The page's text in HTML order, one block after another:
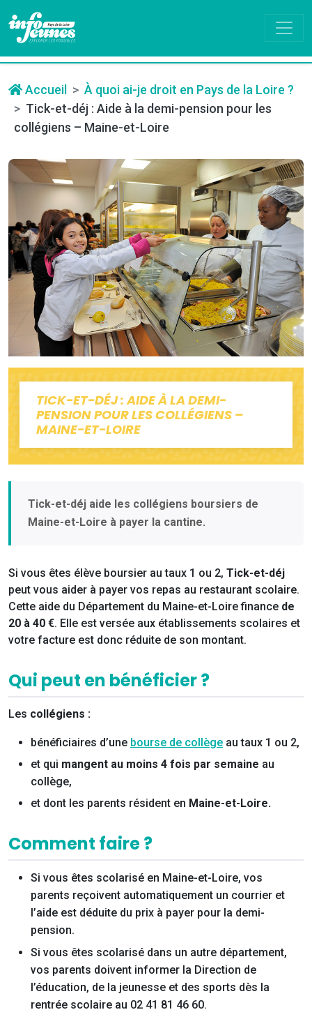
Accueil
À quoi ai-je droit en Pays de la Loire ?
Tick-et-déj : Aide à la demi-pension pour les
collégiens – Maine-et-Loire
TICK-ET-DÉJ : AIDE À LA DEMI-
PENSION POUR LES COLLÉGIENS –
MAINE-ET-LOIRE
Tick-et-déj aide les collégiens boursiers de
Maine-et-Loire à payer la cantine.
Si vous êtes élève boursier au taux 1 ou 2, Tick-et-déj
peut vous aider à payer vos repas au restaurant scolaire.
Cette aide du Département du Maine-et-Loire finance de
20 à 40 €. Elle est versée aux établissements scolaires et
votre facture est donc réduite de son montant.
Qui peut en bénéficier ?
Les collégiens :
bénéficiaires d’une bourse de collège au taux 1 ou 2,
et qui mangent au moins 4 fois par semaine au
collège,
et dont les parents résident en Maine-et-Loire.
Comment faire ?
Si vous êtes scolarisé en Maine-et-Loire, vos
parents reçoivent automatiquement un courrier et
l’aide est déduite du prix à payer pour la demi-
pension.
Si vous êtes scolarisé dans un autre département,
vos parents doivent informer la Direction de
l’éducation, de la jeunesse et des sports dès la
rentrée scolaire au 02 41 81 46 60.